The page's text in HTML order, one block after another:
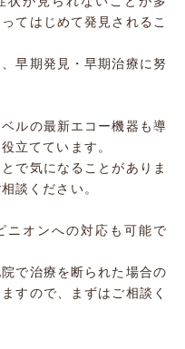
てはじめて発見されるこ
早期発見・早期治療に努
ルの最新エコー機器も導
立てています。
で気になることがありま
談ください。
ニオンへの対応も可能で
で治療を断られた場合の
すので、まずはご相談く